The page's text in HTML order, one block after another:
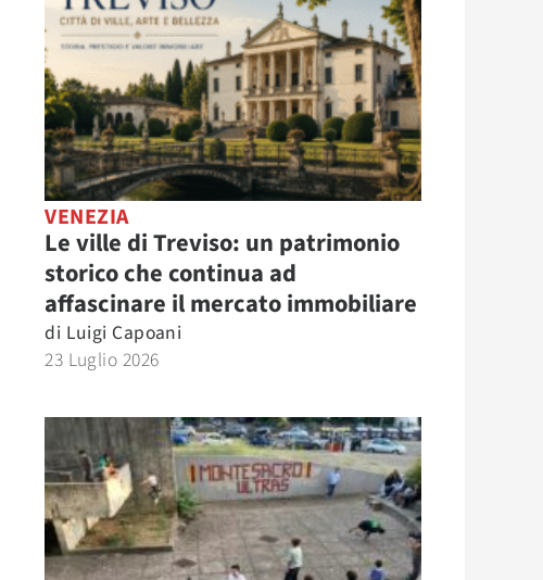
VENEZIA
Le ville di Treviso: un patrimonio
storico che continua ad
affascinare il mercato immobiliare
di Luigi Capoani
23 Luglio 2026